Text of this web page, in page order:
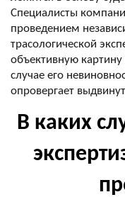
Специалисты
проведением
трасологической
объективную картину
случае его
В каких